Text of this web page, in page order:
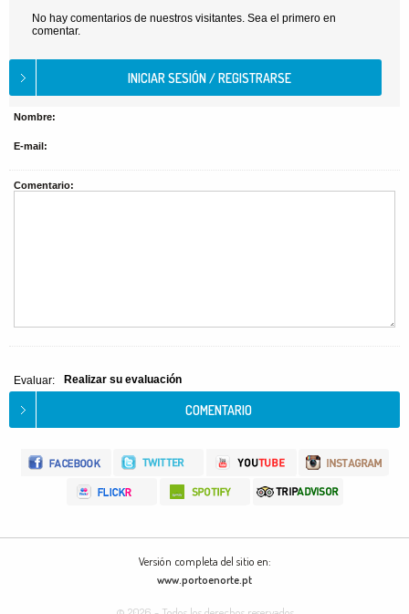
No hay comentarios de nuestros visitantes. Sea el primero en
comentar.
Nombre:
E-mail:
Comentario:
Evaluar: Realizar su evaluación
Versión completa del sitio en:
www.portoenorte.pt